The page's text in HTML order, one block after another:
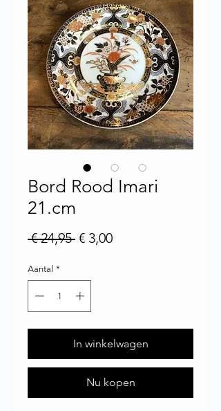
Bord Rood Imari
21.cm
€ 24,95 Normale prijs
€ 3,00Verkoopprijs
Aantal *
In winkelwagen
Nu kopen